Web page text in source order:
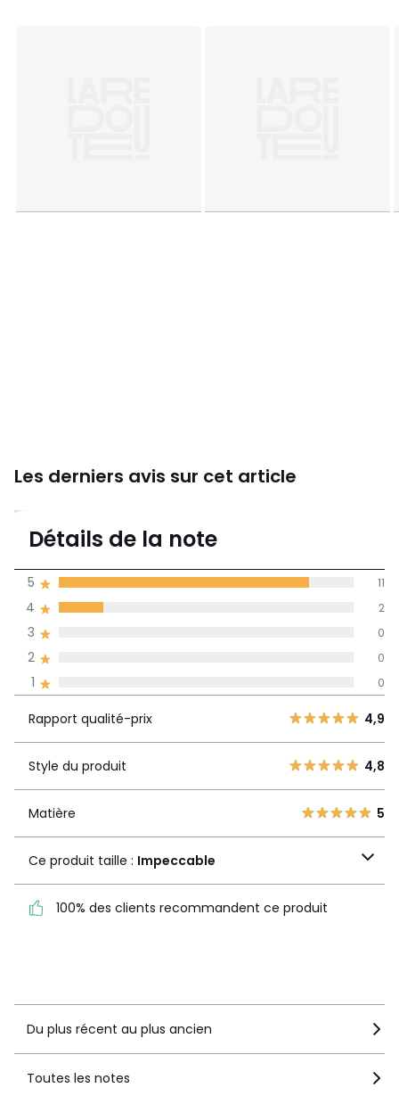
Les derniers avis sur cet article
4,8
moyenne des avis
dans toutes les
1 0
2
3 0
4
5 4,9
4,8
5
Impeccable
100% des clients
Détails de la note
1 0
2 0
3 0
4 2
5 11
Rapport qualité-prix 4,9
Style du produit 4,8
Matière 5
Ce produit taille : Impeccable
100% des clients recommandent ce produit
Du plus récent au plus ancien
Toutes les notes